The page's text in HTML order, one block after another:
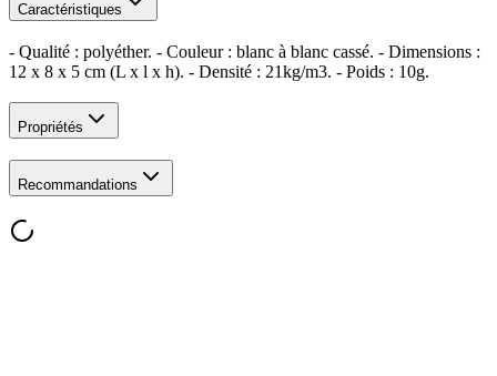
Caractéristiques
- Qualité : polyéther. - Couleur : blanc à blanc cassé. - Dimensions :
12 x 8 x 5 cm (L x l x h). - Densité : 21kg/m3. - Poids : 10g.
Propriétés
Recommandations